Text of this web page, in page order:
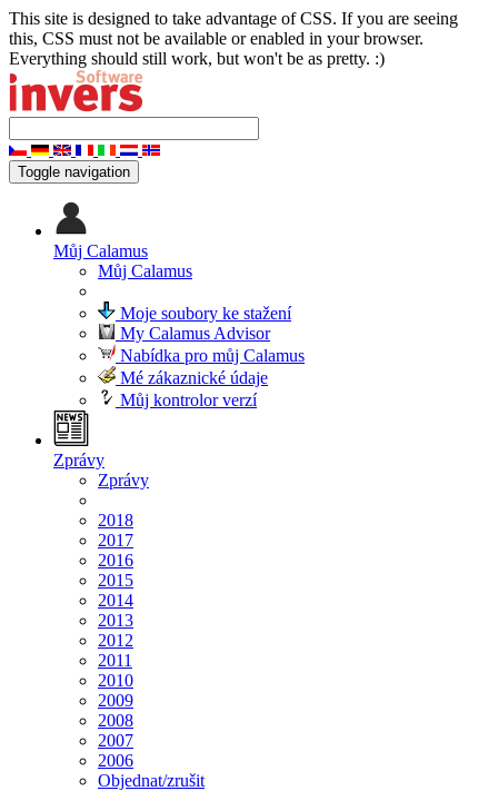
This site is designed to take advantage of CSS. If you are seeing
this, CSS must not be available or enabled in your browser.
Everything should still work, but won't be as pretty. :)
Toggle navigation
Můj Calamus
Můj Calamus
Moje soubory ke stažení
My Calamus Advisor
Nabídka pro můj Calamus
Mé zákaznické údaje
Můj kontrolor verzí
Zprávy
Zprávy
2018
2017
2016
2015
2014
2013
2012
2011
2010
2009
2008
2007
2006
Objednat/zrušit